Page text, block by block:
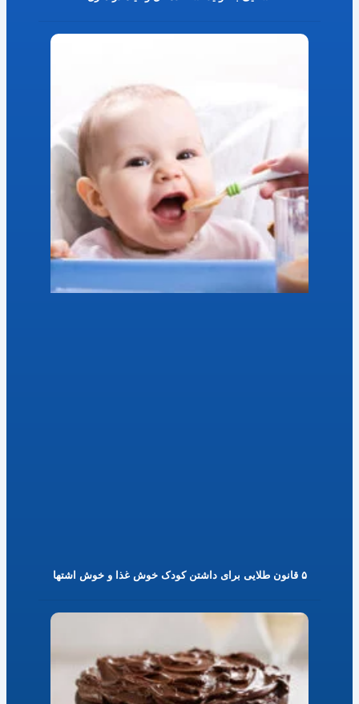
۵ قانون طلایی برای داشتن کودک خوش غذا و خوش اشتها